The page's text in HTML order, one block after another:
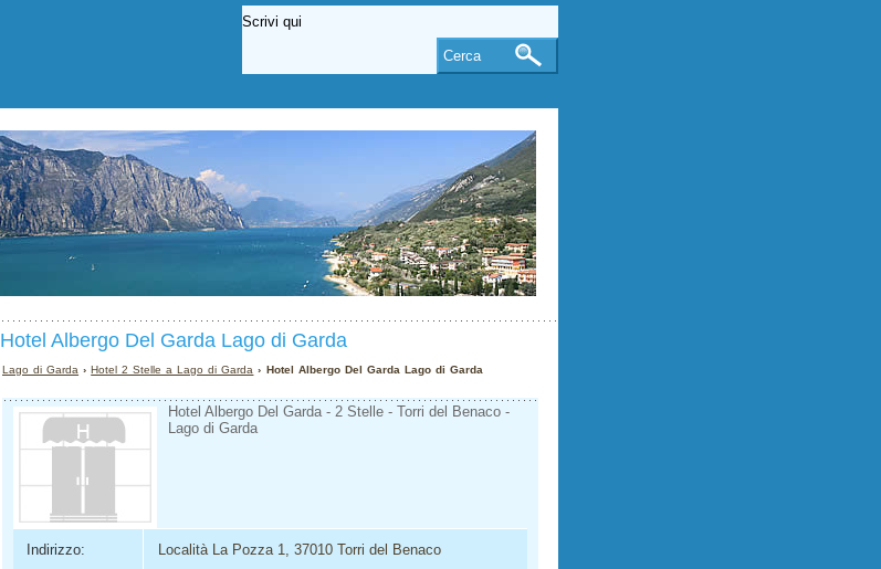
Hotel Albergo Del Garda Lago di Garda
Lago di Garda ›Hotel 2 Stelle a Lago di Garda › Hotel Albergo Del Garda Lago di Garda
Hotel Albergo Del Garda - 2 Stelle - Torri del Benaco -
Lago di Garda
Indirizzo: Località La Pozza 1, 37010 Torri del Benaco
Cerca